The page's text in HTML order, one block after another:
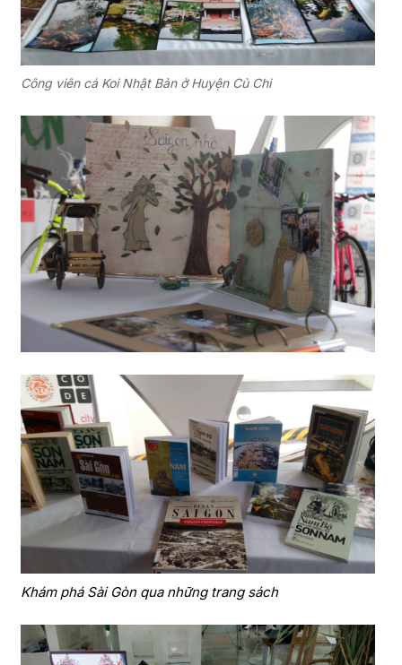
Công viên cá Koi Nhật Bản ở Huyện Củ Chi
Khám phá Sài Gòn qua những trang sách